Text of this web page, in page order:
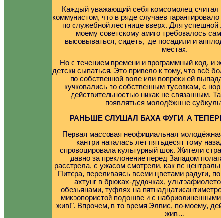
Каждый уважающий себя комсомолец считал
коммунистом, что в ряде случаев
по служебной лестнице вверх. Для успешной
моему советскому амиго требовалось
высовываться, сидеть, где посадили и
местах.
Но с течением времени и программный код, и
детски сыпаться. Это привело к тому, что всё
по собственной воле или вопреки ей
кучковались по собственным тусовкам, с
действительностью никак не связанным.
появляться молодёжные
РАНЬШЕ СЛУШАЛ БАХА ФУГИ, А
Первая массовая неофициальная
кантри началась лет пятьдесят тому
спровоцировала культурный шок. Жители
давно за преклонение перед Западом
расстрела, с ужасом смотрели, как по
Питера, переливаясь всеми цветами радуги,
ахтунг в брюках-дудочках,
обезьянами, туфлях на
микропористой подошве и с
жив!". Впрочем, в то время Элвис, по-моему,
жив…